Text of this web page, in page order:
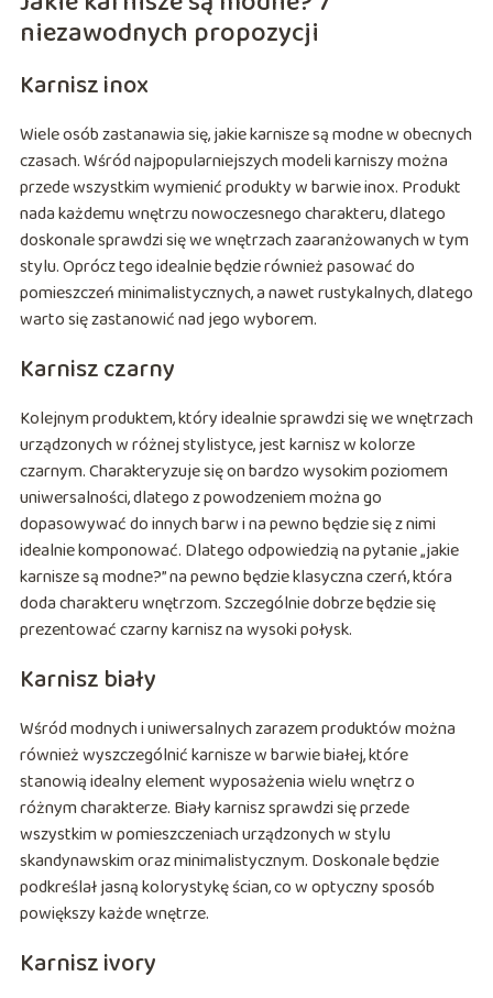
niezawodnych propozycji
Karnisz inox
Wiele osób zastanawia się, jakie karnisze są modne w obecnych
czasach. Wśród najpopularniejszych modeli karniszy można
przede wszystkim wymienić produkty w barwie inox. Produkt
nada każdemu wnętrzu nowoczesnego charakteru, dlatego
doskonale sprawdzi się we wnętrzach zaaranżowanych w tym
stylu. Oprócz tego idealnie będzie również pasować do
pomieszczeń minimalistycznych, a nawet rustykalnych, dlatego
warto się zastanowić nad jego wyborem.
Karnisz czarny
Kolejnym produktem, który idealnie sprawdzi się we wnętrzach
urządzonych w różnej stylistyce, jest karnisz w kolorze
czarnym. Charakteryzuje się on bardzo wysokim poziomem
uniwersalności, dlatego z powodzeniem można go
dopasowywać do innych barw i na pewno będzie się z nimi
idealnie komponować. Dlatego odpowiedzią na pytanie „jakie
karnisze są modne?” na pewno będzie klasyczna czerń, która
doda charakteru wnętrzom. Szczególnie dobrze będzie się
prezentować czarny karnisz na wysoki połysk.
Karnisz biały
Wśród modnych i uniwersalnych zarazem produktów można
również wyszczególnić karnisze w barwie białej, które
stanowią idealny element wyposażenia wielu wnętrz o
różnym charakterze. Biały karnisz sprawdzi się przede
wszystkim w pomieszczeniach urządzonych w stylu
skandynawskim oraz minimalistycznym. Doskonale będzie
podkreślał jasną kolorystykę ścian, co w optyczny sposób
powiększy każde wnętrze.
Karnisz ivory